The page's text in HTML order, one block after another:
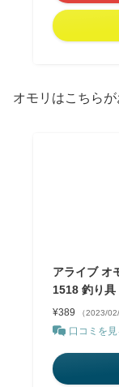
オモリはこちらが
アライブ オ
1518 釣り
¥389 （2023/
口コミを見